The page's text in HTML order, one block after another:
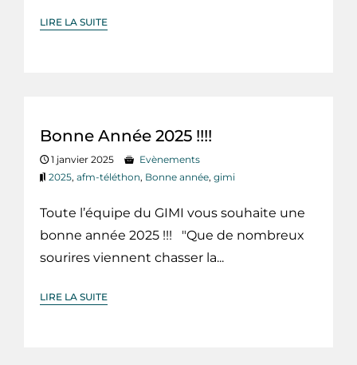
LIRE LA SUITE
Bonne Année 2025 !!!!
1 janvier 2025
Evènements
2025, afm-téléthon, Bonne année, gimi
Toute l’équipe du GIMI vous souhaite une
bonne année 2025 !!! "Que de nombreux
sourires viennent chasser la...
LIRE LA SUITE